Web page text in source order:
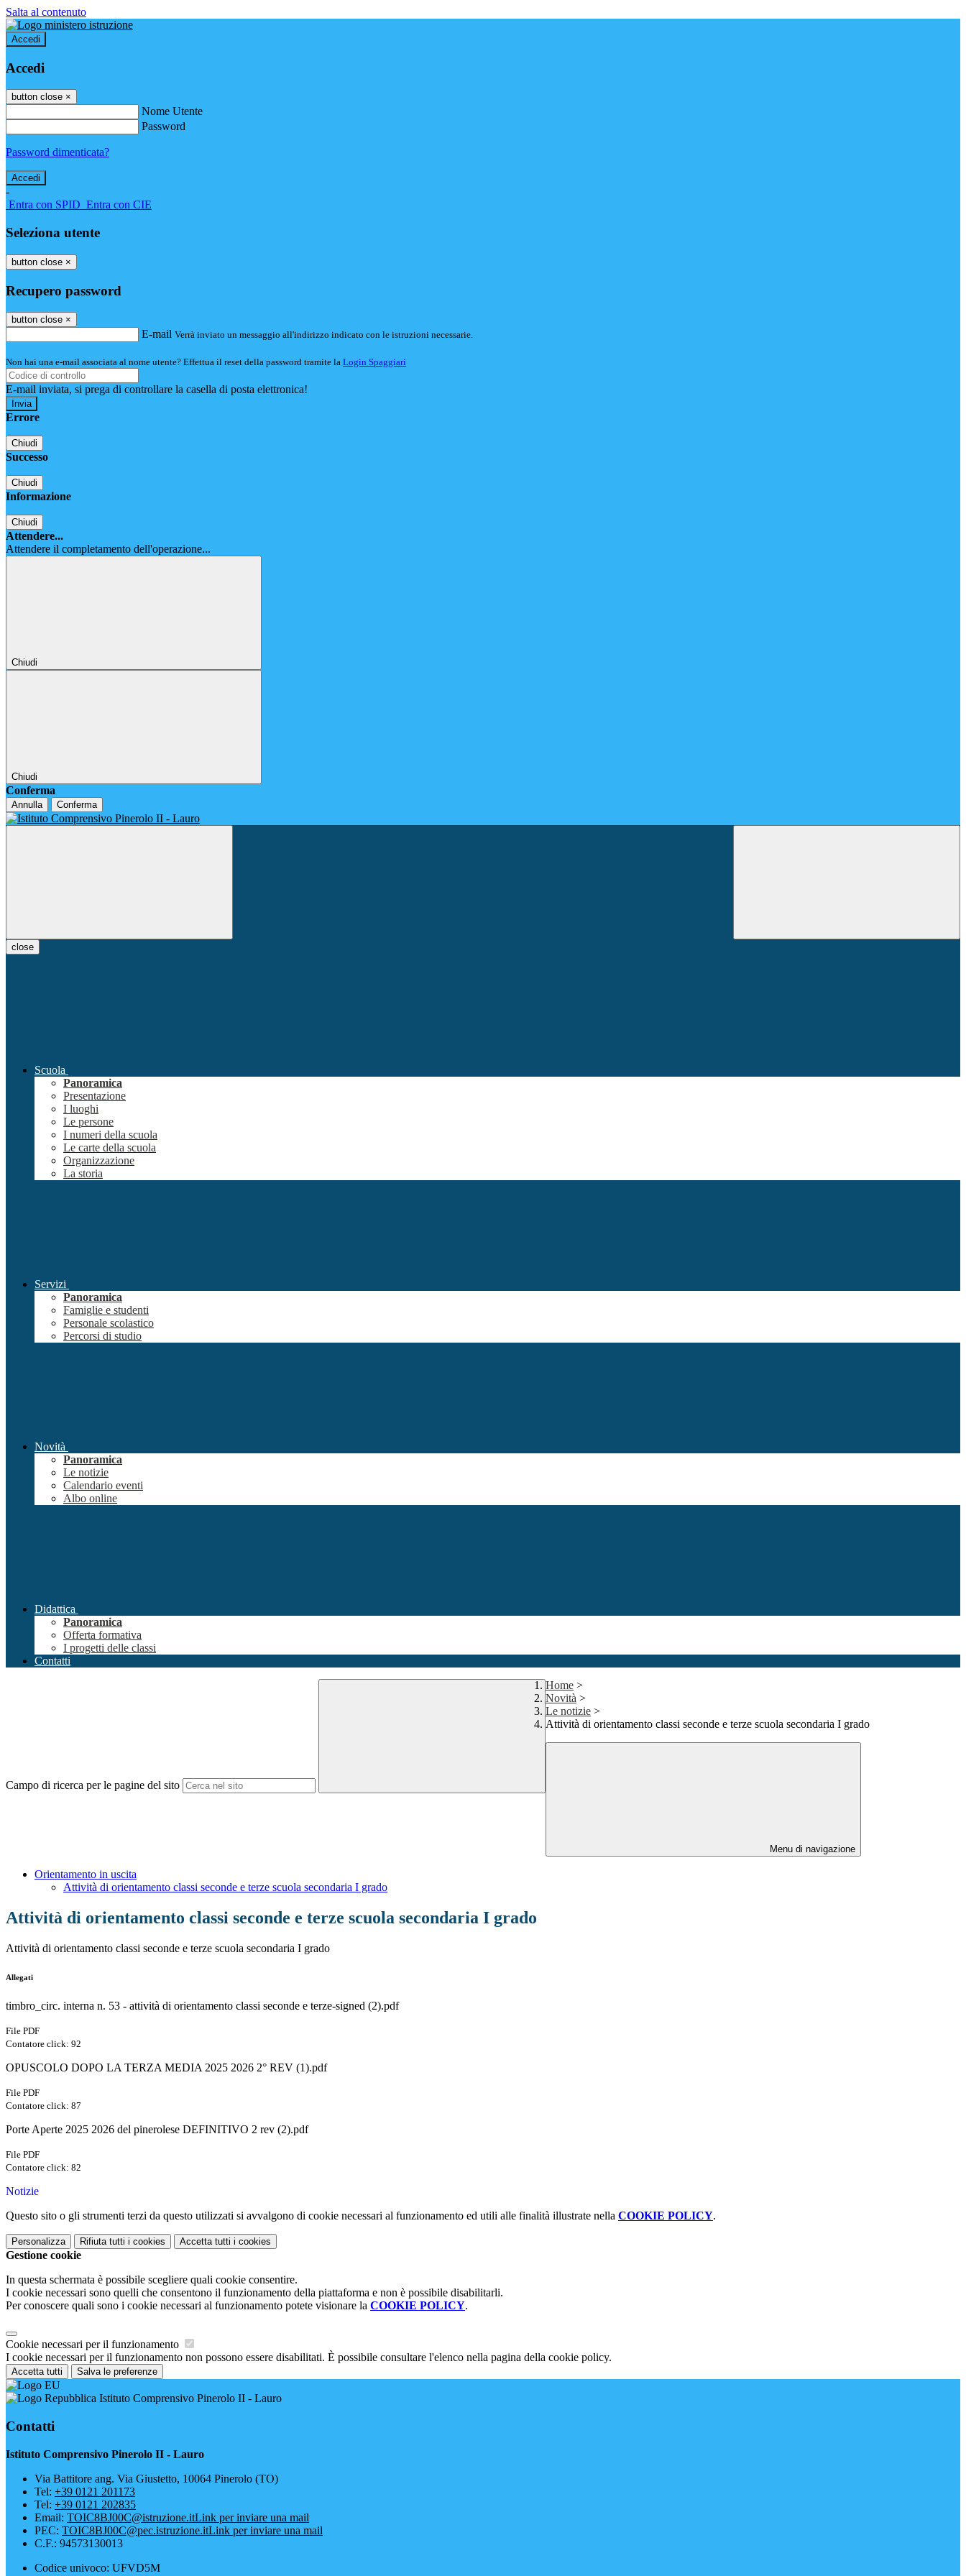
Salta al contenuto
Accedi
Accedi
button close ×
Nome Utente
Password
Password dimenticata?
-
Entra con SPID Entra con CIE
Seleziona utente
button close ×
Recupero password
button close ×
E-mail Verrà inviato un messaggio all'indirizzo indicato con le istruzioni necessarie.
Non hai una e-mail associata al nome utente? Effettua il reset della password tramite la Login Spaggiari
E-mail inviata, si prega di controllare la casella di posta elettronica!
Errore
Chiudi
Successo
Chiudi
Informazione
Chiudi
Attendere...
Attendere il completamento dell'operazione...
Chiudi
Chiudi
Conferma
Annulla Conferma
close
Scuola
Panoramica
Presentazione
I luoghi
Le persone
I numeri della scuola
Le carte della scuola
Organizzazione
La storia
Servizi
Panoramica
Famiglie e studenti
Personale scolastico
Percorsi di studio
Novità
Panoramica
Le notizie
Calendario eventi
Albo online
Didattica
Panoramica
Offerta formativa
I progetti delle classi
Contatti
Campo di ricerca per le pagine del sito
Home >
Novità >
Le notizie >
Attività di orientamento classi seconde e terze scuola secondaria I grado
Menu di navigazione
Orientamento in uscita
Attività di orientamento classi seconde e terze scuola secondaria I grado
Attività di orientamento classi seconde e terze scuola secondaria I grado
Attività di orientamento classi seconde e terze scuola secondaria I grado
Allegati
timbro_circ. interna n. 53 - attività di orientamento classi seconde e terze-signed (2).pdf
File PDF
Contatore click: 92
OPUSCOLO DOPO LA TERZA MEDIA 2025 2026 2° REV (1).pdf
File PDF
Contatore click: 87
Porte Aperte 2025 2026 del pinerolese DEFINITIVO 2 rev (2).pdf
File PDF
Contatore click: 82
Notizie
Questo sito o gli strumenti terzi da questo utilizzati si avvalgono di cookie necessari al funzionamento ed utili alle finalità illustrate nella COOKIE POLICY.
Personalizza Rifiuta tutti i cookies Accetta tutti i cookies
Gestione cookie
In questa schermata è possibile scegliere quali cookie consentire.
I cookie necessari sono quelli che consentono il funzionamento della piattaforma e non è possibile disabilitarli.
Per conoscere quali sono i cookie necessari al funzionamento potete visionare la COOKIE POLICY.
Cookie necessari per il funzionamento
I cookie necessari per il funzionamento non possono essere disabilitati. È possibile consultare l'elenco nella pagina della cookie policy.
Accetta tutti Salva le preferenze
Istituto Comprensivo Pinerolo II - Lauro
Contatti
Istituto Comprensivo Pinerolo II - Lauro
Via Battitore ang. Via Giustetto, 10064 Pinerolo (TO)
Tel: +39 0121 201173
Tel: +39 0121 202835
Email: TOIC8BJ00C@istruzione.itLink per inviare una mail
PEC: TOIC8BJ00C@pec.istruzione.itLink per inviare una mail
C.F.: 94573130013
Codice univoco: UFVD5M